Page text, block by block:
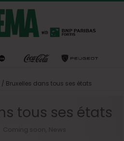
/ Bruxelles dans tous ses états
tous ses états
Coming soon